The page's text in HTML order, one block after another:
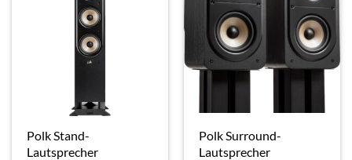
Polk Stand-
Lautsprecher
Polk Surround-
Lautsprecher